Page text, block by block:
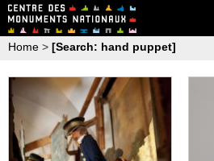
Home > [Search: hand puppet]